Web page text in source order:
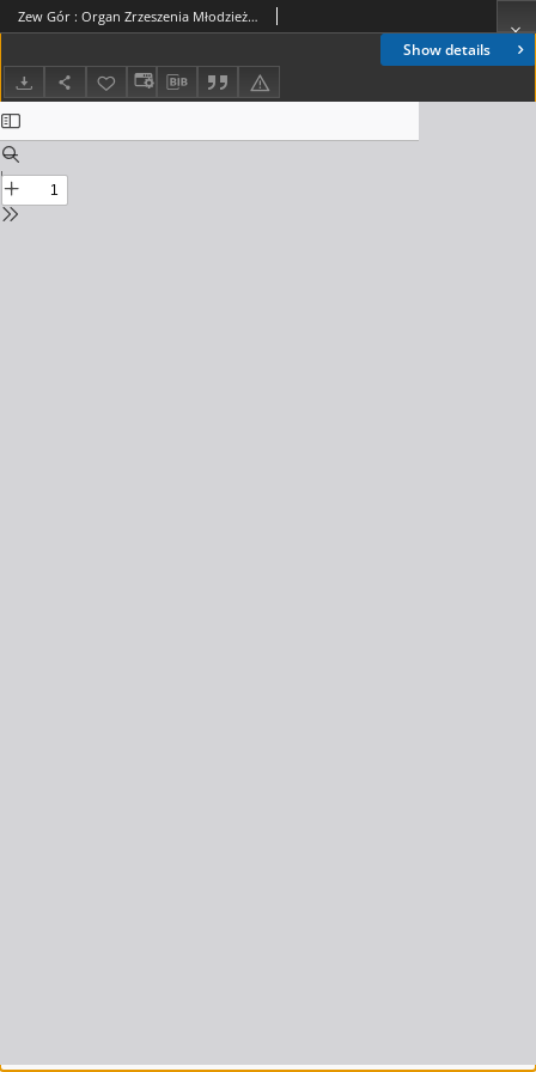
Show details
Zew Gór : Organ Zrzeszenia Młodzieży Szkół Średnich w Nowym Sączu. 1936, R. 4, nr 20